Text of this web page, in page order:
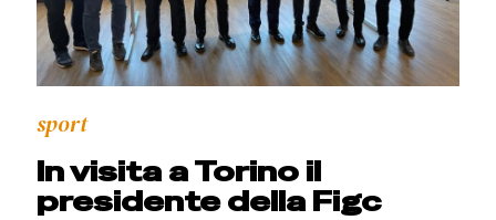
sport
In visita a Torino il
presidente della Figc